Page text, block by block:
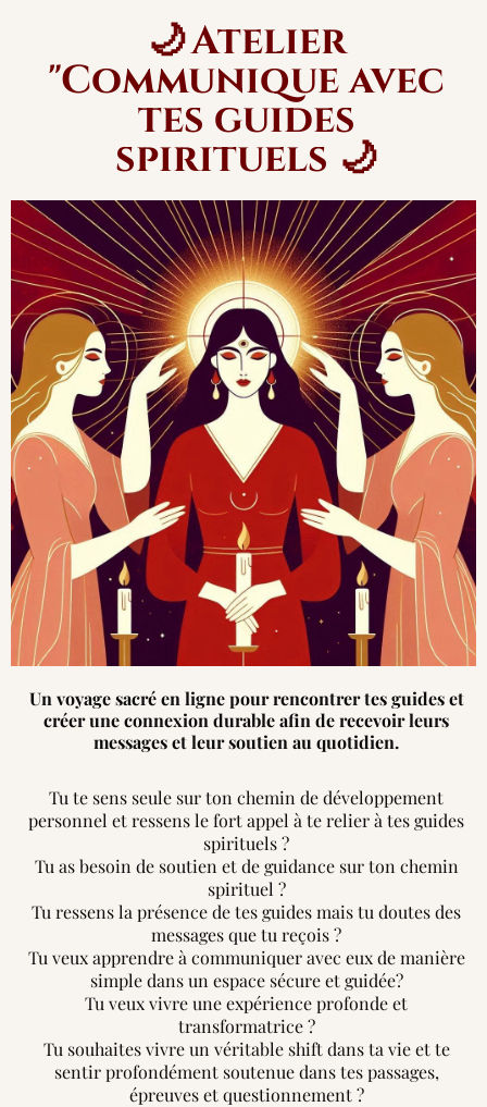
🌙 Atelier
"Communique avec
tes guides
spirituels 🌙
Un voyage sacré en ligne pour rencontrer tes guides et
créer une connexion durable afin de recevoir leurs
messages et leur soutien au quotidien.
Tu te sens seule sur ton chemin de développement
personnel et ressens le fort appel à te relier à tes guides
spirituels ?
Tu as besoin de soutien et de guidance sur ton chemin
spirituel ?
Tu ressens la présence de tes guides mais tu doutes des
messages que tu reçois ?
Tu veux apprendre à communiquer avec eux de manière
simple dans un espace sécure et guidée?
Tu veux vivre une expérience profonde et
transformatrice ?
Tu souhaites vivre un véritable shift dans ta vie et te
sentir profondément soutenue dans tes passages,
épreuves et questionnement ?